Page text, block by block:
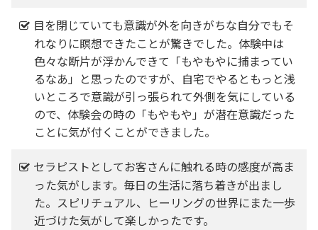
目を閉じていても意識が外を向きがちな自分でもそ
れなりに瞑想できたことが驚きでした。体験中は
色々な断片が浮かんできて「もやもやに捕まってい
るなあ」と思ったのですが、自宅でやるともっと浅
いところで意識が引っ張られて外側を気にしている
ので、体験会の時の「もやもや」が潜在意識だった
ことに気が付くことができました。
セラピストとしてお客さんに触れる時の感度が高ま
った気がします。毎日の生活に落ち着きが出まし
た。スピリチュアル、ヒーリングの世界にまた一歩
近づけた気がして楽しかったです。